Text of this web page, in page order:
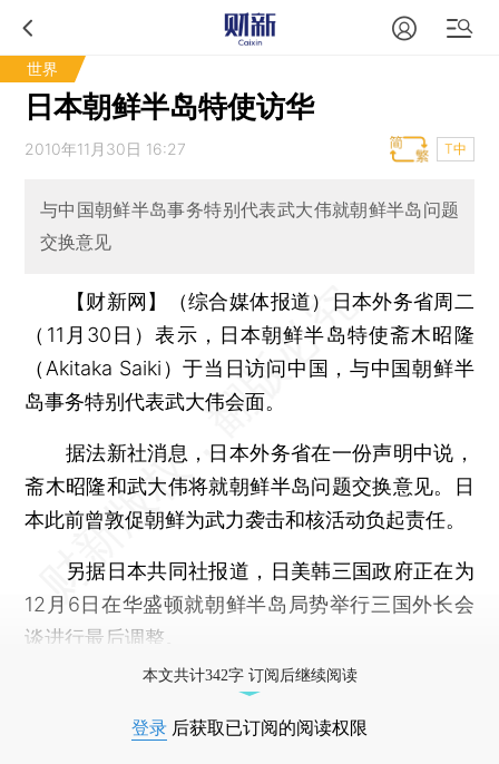
世界
日本朝鲜半岛特使访华
2010年11月30日 16:27 T中
与中国朝鲜半岛事务特别代表武大伟就朝鲜半岛问题
交换意见
【财新网】（综合媒体报道）
日本外务省周二
（11月30日）表示，日本朝鲜半岛特使斋木昭隆
（Akitaka Saiki）于当日访问中国，与中国朝鲜半
岛事务特别代表武大伟会面。
据法新社消息，日本外务省在一份声明中说，
斋木昭隆和武大伟将就朝鲜半岛问题交换意见。日
本此前曾敦促朝鲜为武力袭击和核活动负起责任。
另据日本共同社报道，日美韩三国政府正在为
12月6日在华盛顿就朝鲜半岛局势举行三国外长会
谈进行最后调整。
本文共计342字 订阅后继续阅读
登录 后获取已订阅的阅读权限